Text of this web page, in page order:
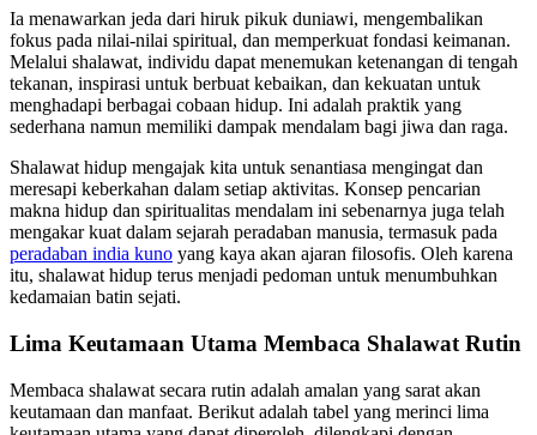
Ia menawarkan jeda dari hiruk pikuk duniawi, mengembalikan
fokus pada nilai-nilai spiritual, dan memperkuat fondasi keimanan.
Melalui shalawat, individu dapat menemukan ketenangan di tengah
tekanan, inspirasi untuk berbuat kebaikan, dan kekuatan untuk
menghadapi berbagai cobaan hidup. Ini adalah praktik yang
sederhana namun memiliki dampak mendalam bagi jiwa dan raga.
Shalawat hidup mengajak kita untuk senantiasa mengingat dan
meresapi keberkahan dalam setiap aktivitas. Konsep pencarian
makna hidup dan spiritualitas mendalam ini sebenarnya juga telah
mengakar kuat dalam sejarah peradaban manusia, termasuk pada
peradaban india kuno yang kaya akan ajaran filosofis. Oleh karena
itu, shalawat hidup terus menjadi pedoman untuk menumbuhkan
kedamaian batin sejati.
Lima Keutamaan Utama Membaca Shalawat Rutin
Membaca shalawat secara rutin adalah amalan yang sarat akan
keutamaan dan manfaat. Berikut adalah tabel yang merinci lima